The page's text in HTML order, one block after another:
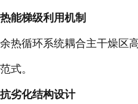
热能梯级利用机制
余热循环系统耦合主干燥区
范式。
抗劣化结构设计